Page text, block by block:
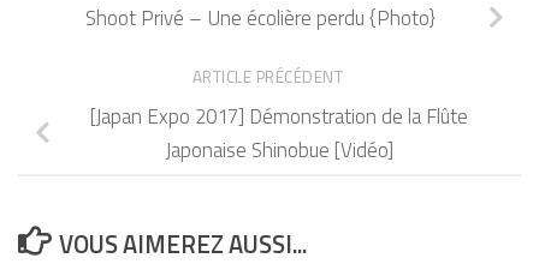
Shoot Privé – Une écolière perdu {Photo}
ARTICLE PRÉCÉDENT
[Japan Expo 2017] Démonstration de la Flûte
Japonaise Shinobue [Vidéo]
VOUS AIMEREZ AUSSI...